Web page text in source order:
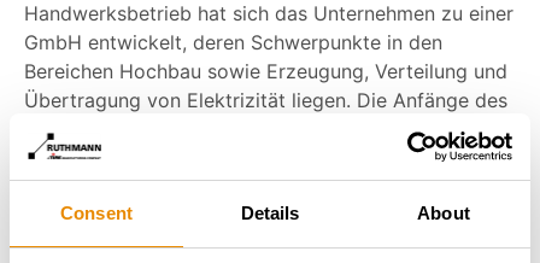
Consent Details About
Handwerksbetrieb hat sich das Unternehmen zu einer
GmbH entwickelt, deren Schwerpunkte in den
Bereichen Hochbau sowie Erzeugung, Verteilung und
Übertragung von Elektrizität liegen. Die Anfänge des
Unternehmens gehen auf das Jahr 1969 zurück. Im
Laufe der Jahre hat sich TEHNO-ELEKTRO d.o.o. zu
einer modernen Organisation entwickelt, die für die
Bereitstellung umfassender und qualitativ
hochwertiger Dienstleistungen auf der Grundlage